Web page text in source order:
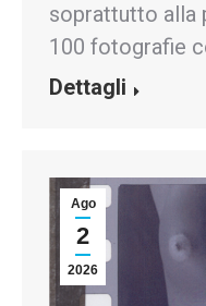
soprattutto alla
100 fotografie
Dettagli
Ago
2
2026